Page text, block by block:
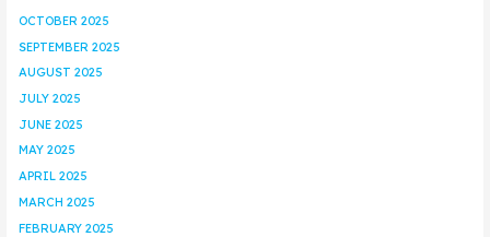
OCTOBER 2025
SEPTEMBER 2025
AUGUST 2025
JULY 2025
JUNE 2025
MAY 2025
APRIL 2025
MARCH 2025
FEBRUARY 2025